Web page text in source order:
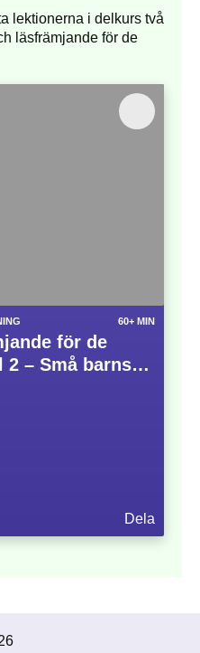
lektionerna i delkurs två
läsfrämjande för de
60+ MIN
för de
2 – Små barns
Dela